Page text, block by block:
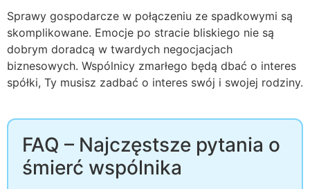
Sprawy gospodarcze w połączeniu ze spadkowymi są
skomplikowane. Emocje po stracie bliskiego nie są
dobrym doradcą w twardych negocjacjach
biznesowych. Wspólnicy zmarłego będą dbać o interes
spółki, Ty musisz zadbać o interes swój i swojej rodziny.
FAQ – Najczęstsze pytania o
śmierć wspólnika